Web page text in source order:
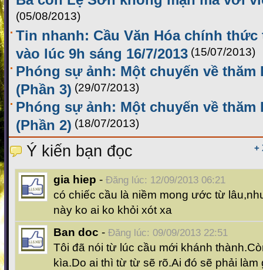
(05/08/2013)
Tin nhanh: Cầu Văn Hóa chính
vào lúc 9h sáng 16/7/2013 (15/07/2013)
Phóng sự ảnh: Một chuyến về thăm
(Phần 3) (29/07/2013)
Phóng sự ảnh: Một chuyến về thăm
(Phần 2) (18/07/2013)
+
Ý kiến bạn đọc
gia hiep - Đăng lúc: 12/09/2013 06:21
có chiếc cầu là niềm mong ước từ
này ko ai ko khỏi xót xa
Ban doc - Đăng lúc: 09/09/2013 22:51
Tôi đã nói từ lúc cầu mới khánh
kìa.Do ai thì từ từ sẽ rõ.Ai đó sẽ phải